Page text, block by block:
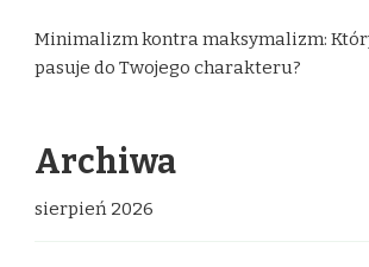
Minimalizm kontra maksymalizm:
pasuje do Twojego charakteru?
Archiwa
sierpień 2026